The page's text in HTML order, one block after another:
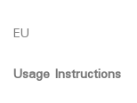
EU
Usage Instructions